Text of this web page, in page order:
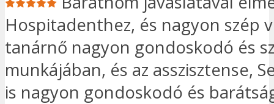
Hospitadenthez, és nagyon szép
tanárnő nagyon gondoskodó és
munkájában, és az asszisztense,
is nagyon gondoskodó és